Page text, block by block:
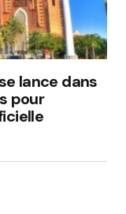
lance dans
pour